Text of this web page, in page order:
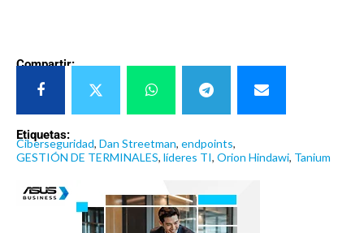
Compartir:
Etiquetas:
Ciberseguridad, Dan Streetman, endpoints,
GESTIÓN DE TERMINALES, líderes TI, Orion Hindawi, Tanium